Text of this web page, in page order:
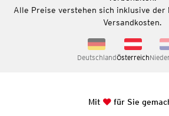
Alle Preise verstehen sich inklusive der
Versandkosten.
DeutschlandÖsterreich
Mit für Sie